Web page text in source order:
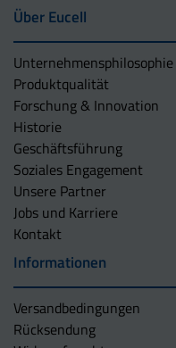
Über Eucell
Unternehmens­philosophie
Produktqualität
Forschung & Innovation
Historie
Geschäftsführung
Soziales Engagement
Unsere Partner
Jobs und Karriere
Kontakt
Informationen
Versandbedingungen
Rücksendung